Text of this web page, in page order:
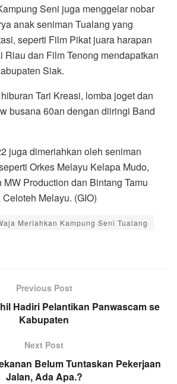
Seni juga menggelar nobar
anak seniman Tualang yang
seperti Film Pikat juara harapan
Riau dan Film Tenong mendapatkan
Siak.
Tari Kreasi, lomba joget dan
busana 60an dengan diiringi Band
juga dimeriahkan oleh seniman
Orkes Melayu Kelapa Mudo,
Production dan Bintang Tamu
Melayu. (GIO)
Meriahkan Kampung Seni Tualang
Previous Post
Hadiri Pelantikan Panwascam se
Kabupaten
Next Post
Belum Tuntaskan Pekerjaan
Jalan, Ada Apa.?